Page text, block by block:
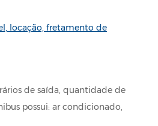
locação, fretamento de
de saída, quantidade de
possui: ar condicionado,